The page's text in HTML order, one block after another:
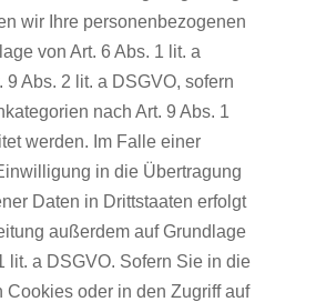
wir Ihre personenbezogenen
von Art. 6 Abs. 1 lit. a
9 Abs. 2 lit. a DSGVO, sofern
nach Art. 9 Abs. 1
werden. Im Falle einer
in die Übertragung
Daten in Drittstaaten erfolgt
außerdem auf Grundlage
lit. a DSGVO. Sofern Sie in die
Cookies oder in den Zugriff auf